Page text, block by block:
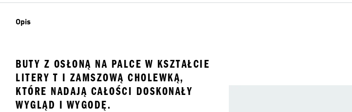
Opis
BUTY Z OSŁONĄ NA PALCE W KSZTAŁCIE
LITERY T I ZAMSZOWĄ CHOLEWKĄ,
KTÓRE NADAJĄ CAŁOŚCI DOSKONAŁY
WYGLĄD I WYGODĘ.